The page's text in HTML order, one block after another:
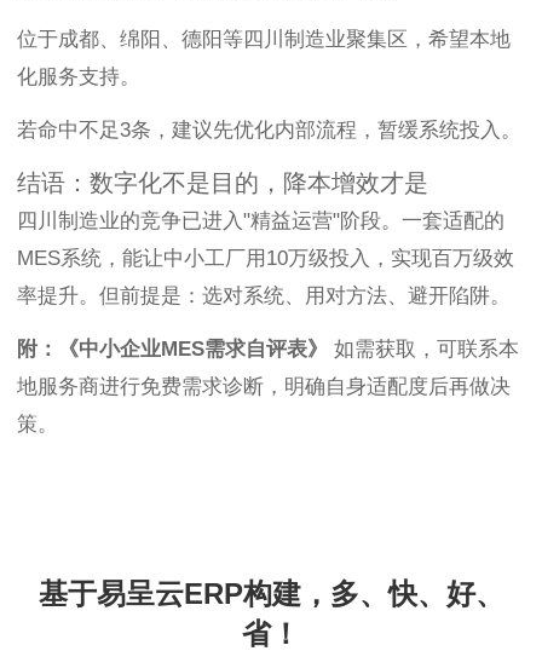
位于成都、绵阳、德阳等四川制造业聚集区，希望本地
化服务支持。
若命中不足3条，建议先优化内部流程，暂缓系统投入。
结语：数字化不是目的，降本增效才是
四川制造业的竞争已进入"精益运营"阶段。一套适配的
MES系统，能让中小工厂用10万级投入，实现百万级效
率提升。但前提是：选对系统、用对方法、避开陷阱。
附：《中小企业MES需求自评表》
如需获取，可联系本
地服务商进行免费需求诊断，明确自身适配度后再做决
策。
基于易呈云ERP构建，多、快、好、
省！